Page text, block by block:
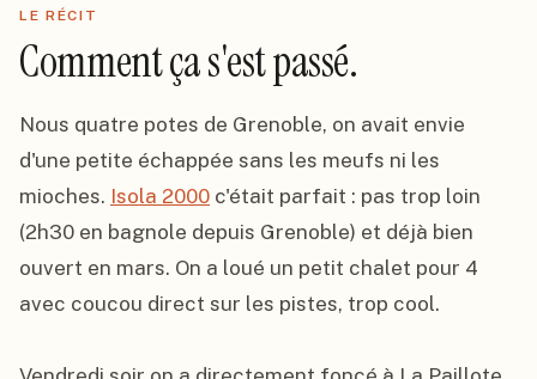
LE RÉCIT
Comment ça s'est passé.
Nous quatre potes de Grenoble, on avait envie
d'une petite échappée sans les meufs ni les
mioches. Isola 2000 c'était parfait : pas trop loin
(2h30 en bagnole depuis Grenoble) et déjà bien
ouvert en mars. On a loué un petit chalet pour 4
avec coucou direct sur les pistes, trop cool.